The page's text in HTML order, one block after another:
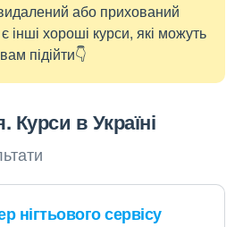
або прихований
інші хороші курси, які можуть
вам підійти👇
Курси в Україні
нігтьового сервісу